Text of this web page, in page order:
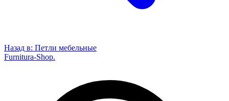
Назад в: Петли мебельные
Furnitura-Shop.